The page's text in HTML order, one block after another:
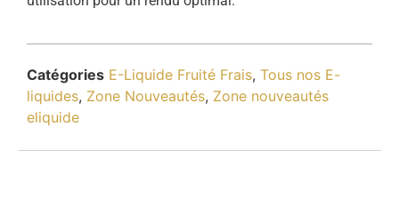
Catégories E-Liquide Fruité Frais, Tous nos E-
liquides, Zone Nouveautés, Zone nouveautés
eliquide